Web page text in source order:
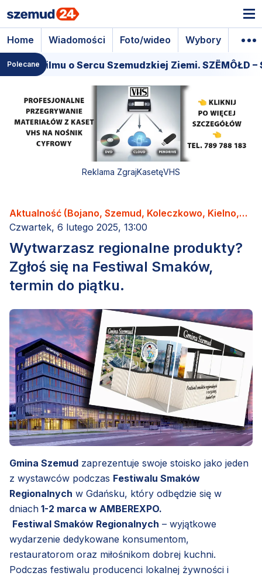
Home Wiadomości Foto/wideo Wybory
Polecane
filmu o Sercu Szemudzkiej Ziemi. SZËMÔŁD –
Reklama ZgrajKasetęVHS
Aktualność (Bojano, Szemud, Koleczkowo, Kielno,
Łebno, Dobrzewino, Donimierz, Kamień, Będargowo,
Grabowiec, Częstkowo, Głazica, Jeleńska Huta,
Karczemki, Kieleńska Huta, Kowalewo, Leśno,
Łebieńska Huta, Przetoczyno, Rębiska, Szemudzka
Huta, Warzno, Zęblewo)
Czwartek, 6 lutego 2025, 13:00
Wytwarzasz regionalne produkty?
Zgłoś się na Festiwal Smaków,
termin do piątku.
Gmina Szemud zaprezentuje swoje stoisko jako jeden
z wystawców podczas Festiwalu Smaków
Regionalnych w Gdańsku, który odbędzie się w
dniach 1-2 marca w AMBEREXPO.
Festiwal Smaków Regionalnych – wyjątkowe
wydarzenie dedykowane konsumentom,
restauratorom oraz miłośnikom dobrej kuchni.
Podczas festiwalu producenci lokalnej żywności i